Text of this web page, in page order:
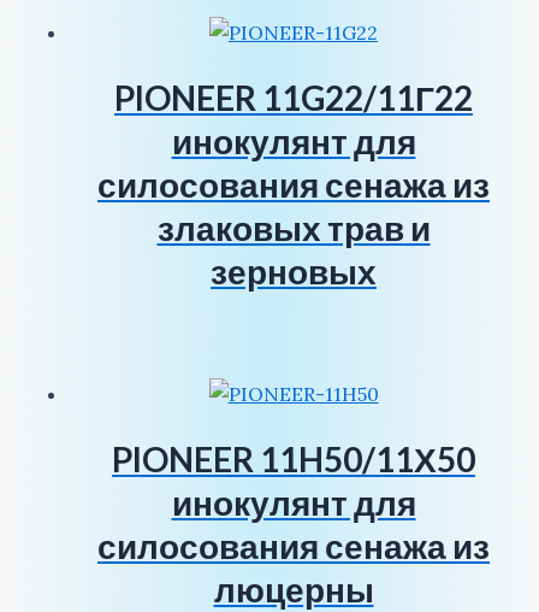
PIONEER 11G22/11Г22
инокулянт для
силосования сенажа из
злаковых трав и
зерновых
PIONEER 11H50/11Х50
инокулянт для
силосования сенажа из
люцерны